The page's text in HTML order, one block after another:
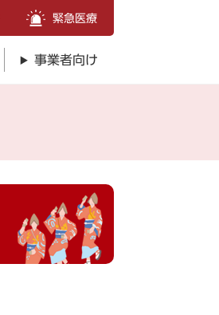
緊急医療
事業者向け